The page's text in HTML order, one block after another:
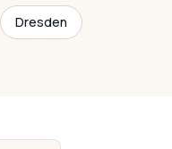
Dresden